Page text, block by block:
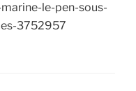
le-pen-sous-
3752957